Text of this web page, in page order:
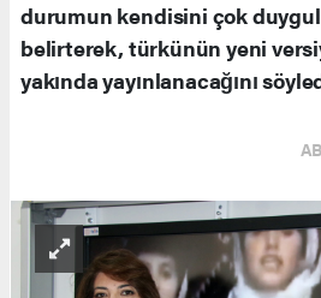
durumun kendisini çok
belirterek, türkünün yeni
yakında yayınlanacağını